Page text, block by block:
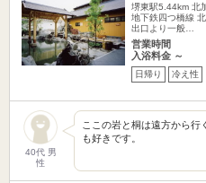
堺東駅5.44km 北
地下鉄四つ橋線
出口より一般…
営業時間
入浴料金 ～
日帰り 冷え性
40代 男
性
ここの岩と桐は遠方から行
も好きです。